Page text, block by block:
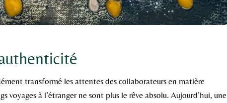
transformé les attentes des collaborateurs en matière
voyages à l’étranger ne sont plus le rêve absolu. Aujourd’hui, une